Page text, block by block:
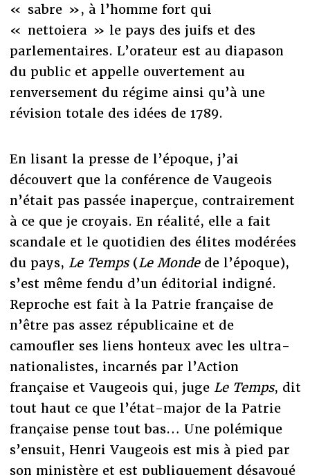
« sabre », à l’homme fort qui
« nettoiera » le pays des juifs et des
parlementaires. L’orateur est au diapason
du public et appelle ouvertement au
renversement du régime ainsi qu’à une
révision totale des idées de 1789.
En lisant la presse de l’époque, j’ai
découvert que la conférence de Vaugeois
n’était pas passée inaperçue, contrairement
à ce que je croyais. En réalité, elle a fait
scandale et le quotidien des élites modérées
du pays, Le Temps(Le Mondede l’époque),
s’est même fendu d’un éditorial indigné.
Reproche est fait à la Patrie française de
n’être pas assez républicaine et de
camoufler ses liens honteux avec les ultra-
nationalistes, incarnés par l’Action
française et Vaugeois qui, juge Le Temps, dit
tout haut ce que l’état-major de la Patrie
française pense tout bas… Une polémique
s’ensuit, Henri Vaugeois est mis à pied par
son ministère et est publiquement désavoué